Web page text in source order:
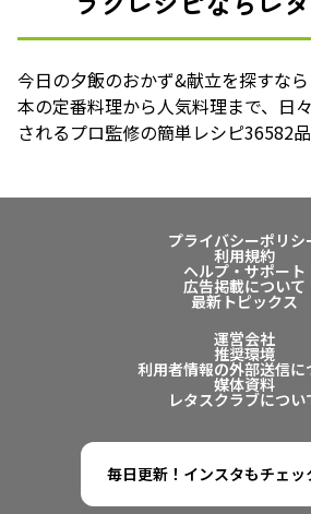
今日の夕飯のおかず&献立を探すな
本の定番料理から人気料理まで、日
されるプロ監修の簡単レシピ36582
プライバシーポリシ
利用規約
ヘルプ・サポート
広告掲載について
最新トピックス
運営会社
推奨環境
利用者情報の外部送信に
媒体資料
レタスクラブについ
毎日更新！インスタもチェッ